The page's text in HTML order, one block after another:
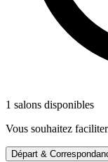
1 salons disponibles
Vous souhaitez
Départ &